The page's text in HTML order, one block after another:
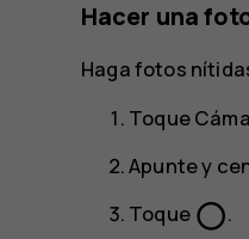
Hacer una
Haga fotos
Toque
Apunte y
Toque panorama_fish_eye.